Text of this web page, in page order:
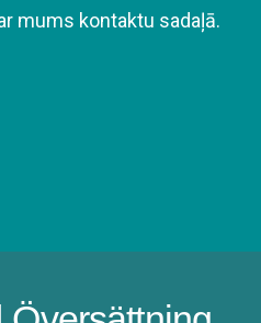
mums kontaktu sadaļā.